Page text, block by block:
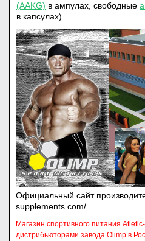
(AAKG) в ампулах, свободные
в капсулах).
Официальный сайт
supplements.com/
Магазин спортивного питания
дистрибьюторами завода Olimp в